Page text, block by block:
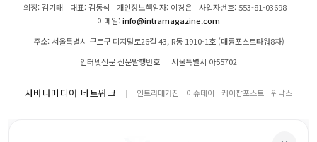
의장: 김기태 대표: 김동석 개인정보책임자: 이경은
사업자번호: 553-81-03698
이메일:info@intramagazine.com
주소: 서울특별시 구로구 디지털로26길 43, R동 1910-1호 (대륭포스트타워8차)
인터넷신문 신문발행번호 ㅣ 서울특별시 아55702
사바나미디어 네트워크 인트라매거진 이슈데이 케이팝포스트 위닥스